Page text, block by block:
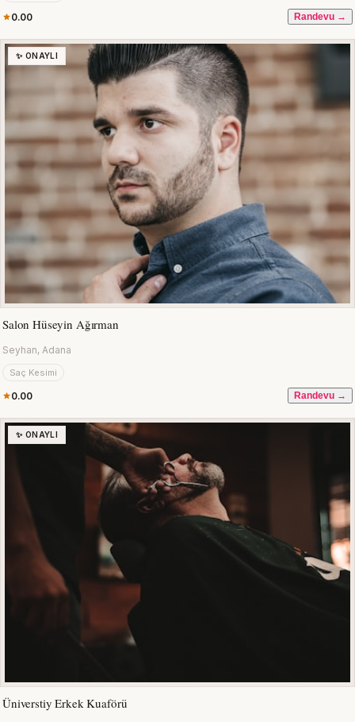
0.00 Randevu →
✨ ONAYLI
Salon Hüseyin Ağırman
Seyhan, Adana
Saç Kesimi
0.00 Randevu →
✨ ONAYLI
Üniverstiy Erkek Kuaförü